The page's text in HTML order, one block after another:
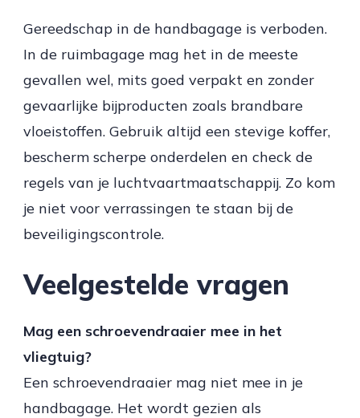
Gereedschap in de handbagage is verboden.
In de ruimbagage mag het in de meeste
gevallen wel, mits goed verpakt en zonder
gevaarlijke bijproducten zoals brandbare
vloeistoffen. Gebruik altijd een stevige koffer,
bescherm scherpe onderdelen en check de
regels van je luchtvaartmaatschappij. Zo kom
je niet voor verrassingen te staan bij de
beveiligingscontrole.
Veelgestelde vragen
Mag een schroevendraaier mee in het
vliegtuig?
Een schroevendraaier mag niet mee in je
handbagage. Het wordt gezien als